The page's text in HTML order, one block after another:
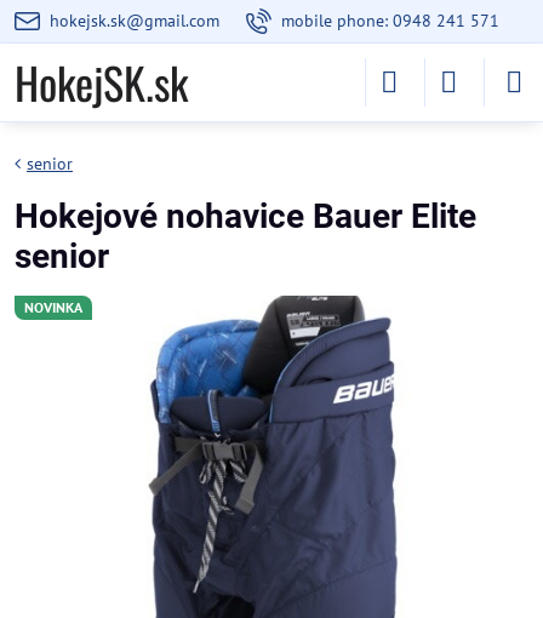
hokejsk.sk@gmail.com mobile phone: 0948 241 571
HokejSK.sk
NOVINKA
senior
Hokejové nohavice Bauer Elite
senior